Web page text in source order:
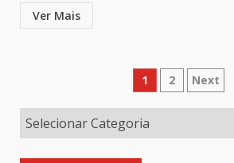
Ver Mais
Paginação
de
posts
1 2 Next